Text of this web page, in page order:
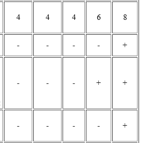
4 4 4 6 8
- - - -
+
- - - + +
- - - - +